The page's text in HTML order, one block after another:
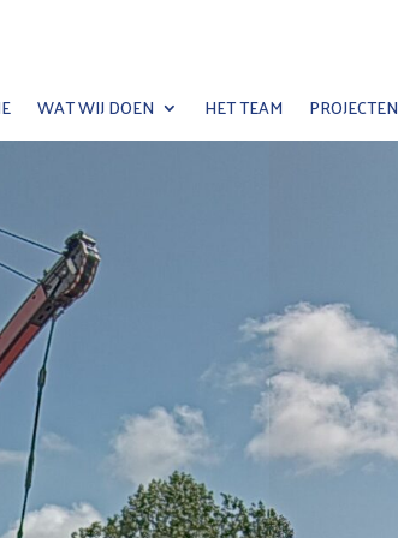
WAT WIJ DOEN HET TEAM PROJECTEN